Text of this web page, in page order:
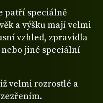
patří speciálně
a výšku mají velmi
vzhled, zpravidla
jiné speciální
velmi rozrostlé a